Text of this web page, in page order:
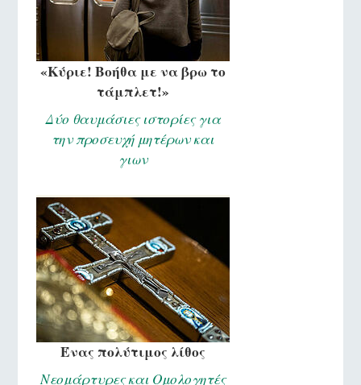
«Κύριε! Βοήθα με να βρω το
τάμπλετ!»
Δύο θαυμάσιες ιστορίες για
την προσευχή μητέρων και
γιων
Ένας πολύτιμος λίθος
Νεομάρτυρες και Ομολογητές